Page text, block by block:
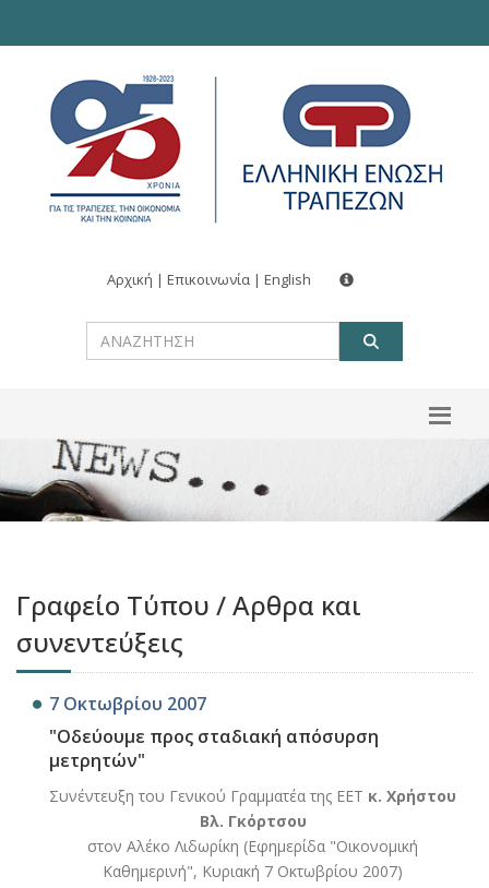
Αρχική | Επικοινωνία | English
Γραφείο Τύπου / Aρθρα και
συνεντεύξεις
7 Οκτωβρίου 2007
"Οδεύουμε προς σταδιακή απόσυρση
μετρητών"
Συνέντευξη του Γενικού Γραμματέα της ΕΕΤ κ. Χρήστου
Βλ. Γκόρτσου
στον Αλέκο Λιδωρίκη (Εφημερίδα "Οικονομική
Καθημερινή", Κυριακή 7 Οκτωβρίου 2007)